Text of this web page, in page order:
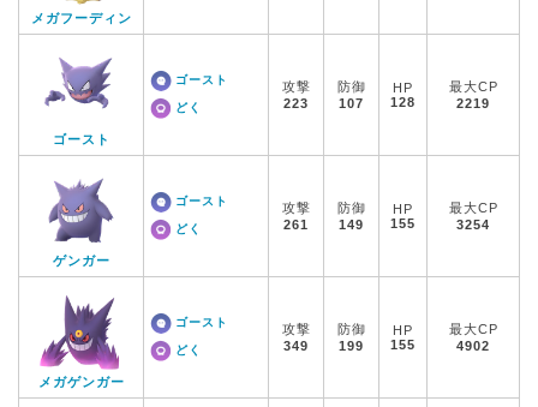
メガフーディン
ゴースト
ゴースト
どく
攻撃
223
防御
107
HP
128
最大CP
2219
ゲンガー
ゴースト
どく
攻撃
261
防御
149
HP
155
最大CP
3254
メガゲンガー
ゴースト
どく
攻撃
349
防御
199
HP
155
最大CP
4902